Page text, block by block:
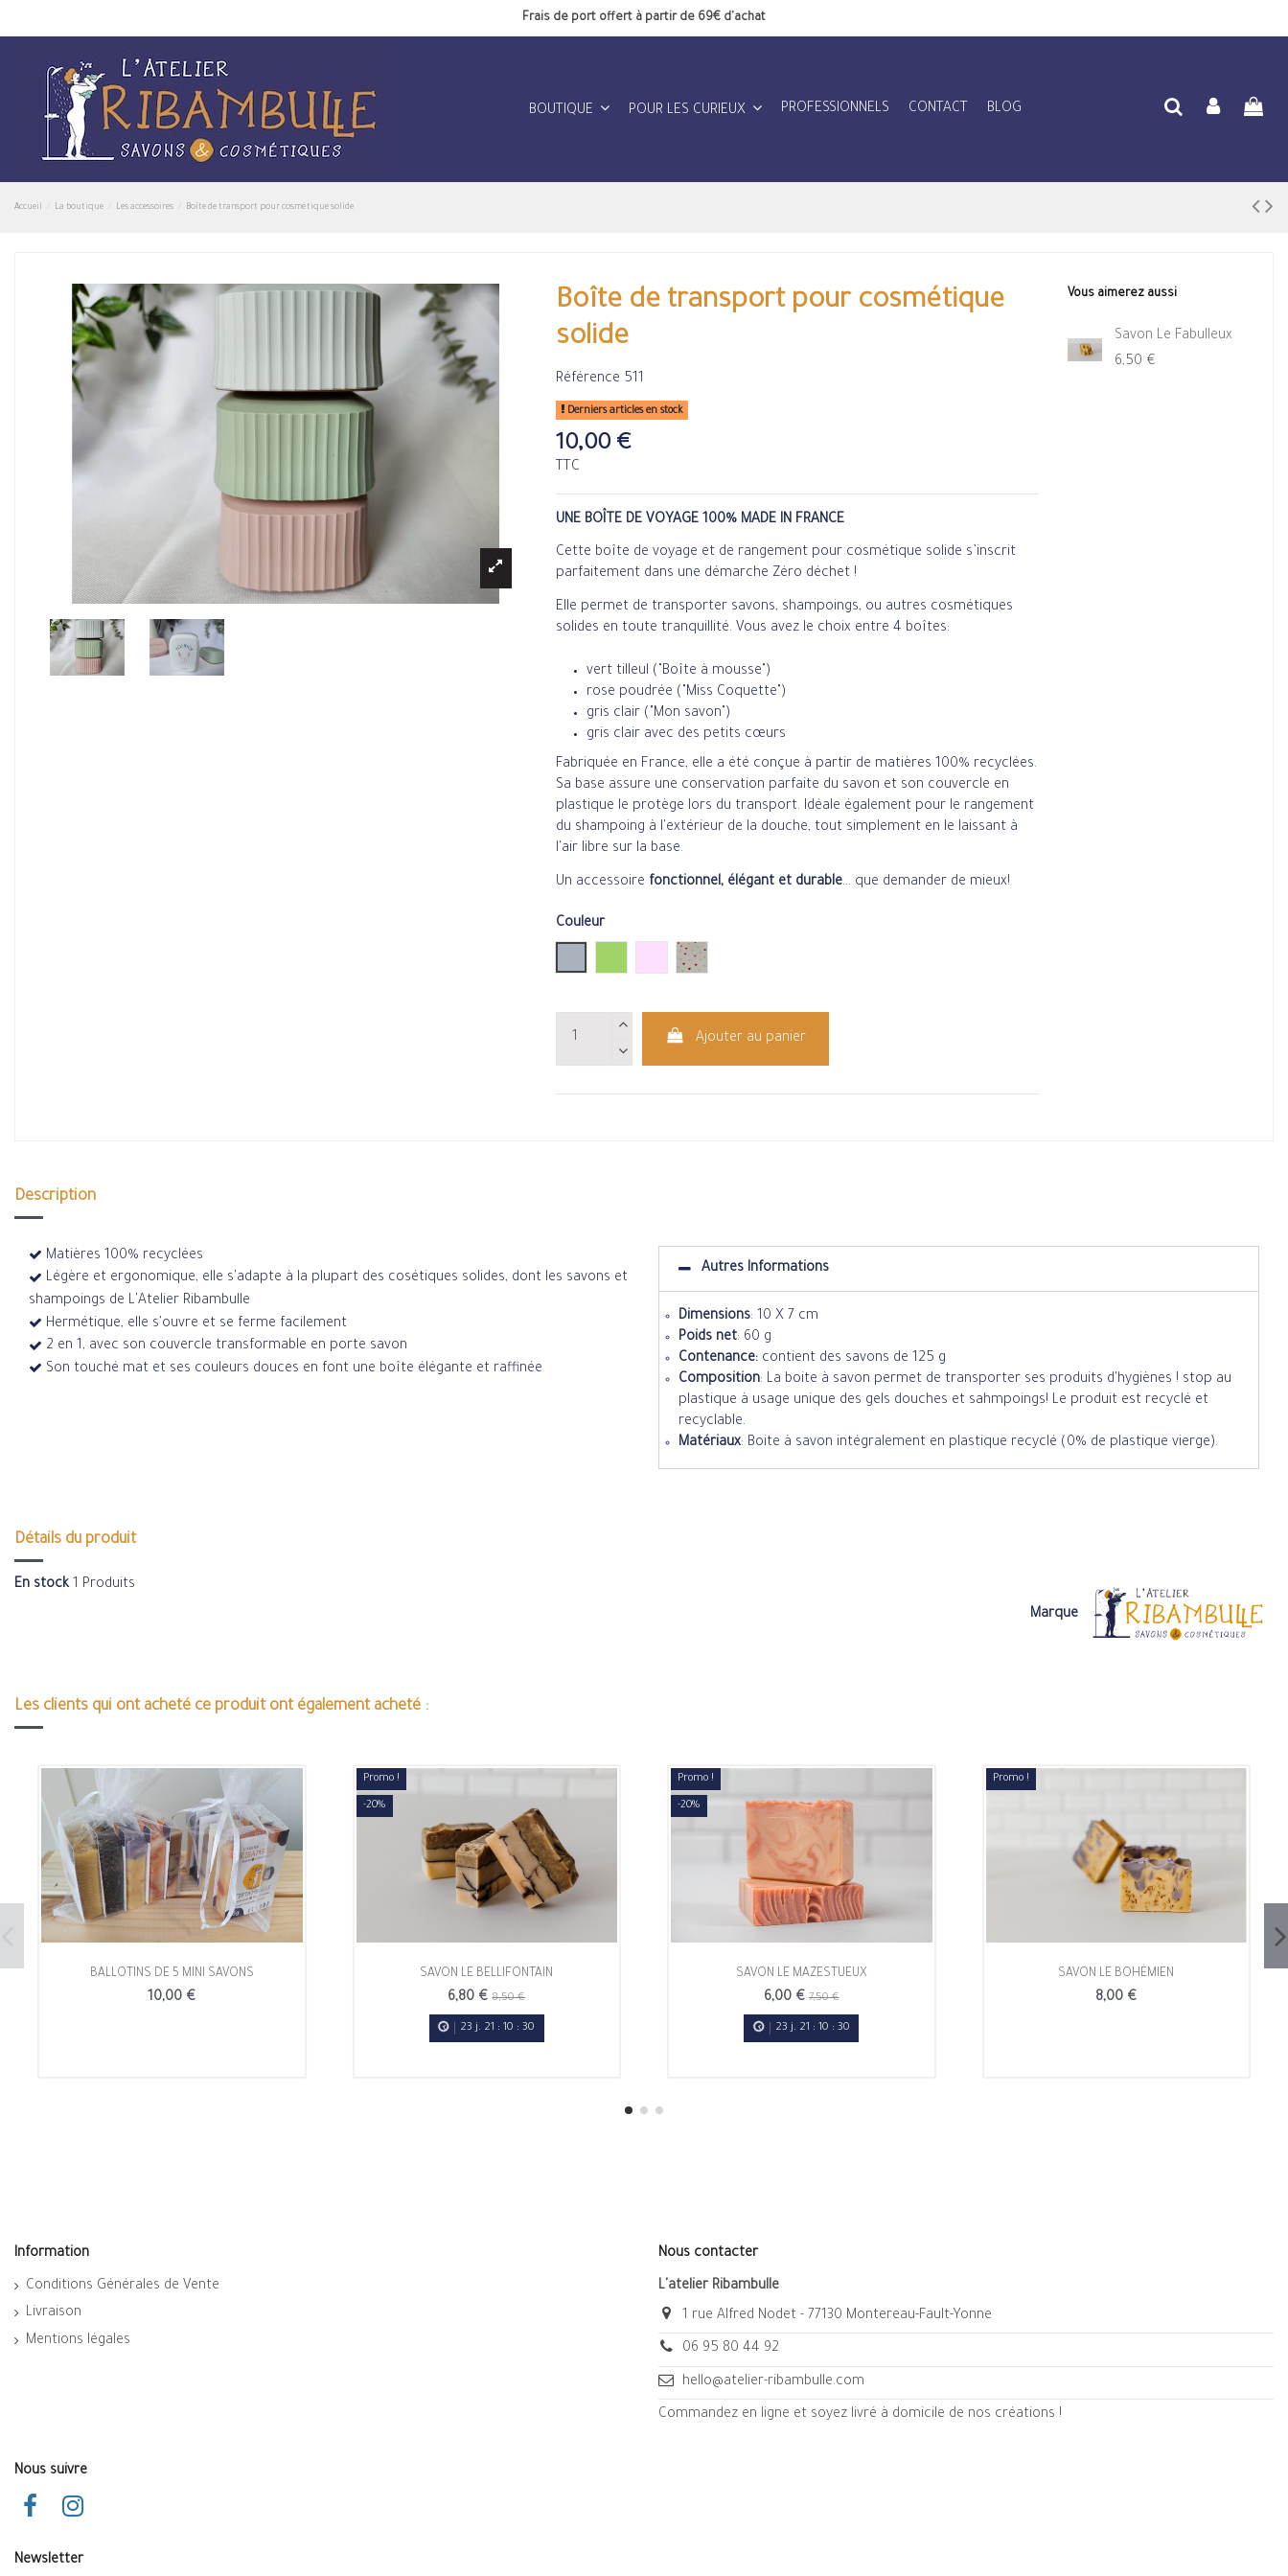
Frais de port offert à partir de 69€ d'achat
BOUTIQUE POUR LES CURIEUX PROFESSIONNELS CONTACT BLOG
Accueil La boutique Les accessoires Boîte de transport pour cosmétique solide
Boîte de transport pour cosmétique
solide
Référence 511
Derniers articles en stock
10,00 €
TTC
UNE BOÎTE DE VOYAGE 100% MADE IN FRANCE
Cette boîte de voyage et de rangement pour cosmétique solide s’inscrit
parfaitement dans une démarche Zéro déchet !
Elle permet de transporter savons, shampoings, ou autres cosmétiques
solides en toute tranquillité. Vous avez le choix entre 4 boîtes:
vert tilleul ("Boîte à mousse")
rose poudrée ("Miss Coquette")
gris clair ("Mon savon")
gris clair avec des petits cœurs
Fabriquée en France, elle a été conçue à partir de matières 100% recyclées.
Sa base assure une conservation parfaite du savon et son couvercle en
plastique le protège lors du transport. Idéale également pour le rangement
du shampoing à l'extérieur de la douche, tout simplement en le laissant à
l'air libre sur la base.
Un accessoire fonctionnel, élégant et durable... que demander de mieux!
Couleur
Rose claireGris clair avec des petits coeurs
Ajouter au panier
Vous aimerez aussi
Savon Le Fabulleux
6,50 €
Description
Matières 100% recyclées
Légère et ergonomique, elle s'adapte à la plupart des cosétiques solides, dont les savons et
shampoings de L'Atelier Ribambulle
Hermétique, elle s'ouvre et se ferme facilement
2 en 1, avec son couvercle transformable en porte savon
Son touché mat et ses couleurs douces en font une boîte élégante et raffinée
Autres Informations
Dimensions: 10 X 7 cm
Poids net: 60 g
Contenance: contient des savons de 125 g
Composition: La boite à savon permet de transporter ses produits d'hygiènes ! stop au
plastique à usage unique des gels douches et sahmpoings! Le produit est recyclé et
recyclable.
Matériaux: Boite à savon intégralement en plastique recyclé (0% de plastique vierge).
Détails du produit
Marque
En stock 1 Produits
Les clients qui ont acheté ce produit ont également acheté :
BALLOTINS DE 5 MINI SAVONS
10,00 €
Promo !
-20%
SAVON LE BELLIFONTAIN
6,80 €8,50 €
23 j. 21 :10 :30
Promo !
-20%
SAVON LE MAZESTUEUX
6,00 €7,50 €
23 j. 21 : 10 : 30
Promo !
SAVON LE BOHÉMIEN
8,00 €
Information
Conditions Générales de Vente
Livraison
Mentions légales
Nous contacter
L'atelier Ribambulle
1 rue Alfred Nodet - 77130 Montereau-Fault-Yonne
06 95 80 44 92
hello@atelier-ribambulle.com
Commandez en ligne et soyez livré à domicile de nos créations !
Nous suivre
Newsletter